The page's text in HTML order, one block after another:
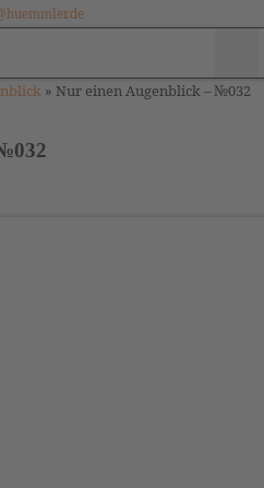
» Nur einen Augenblick – №032